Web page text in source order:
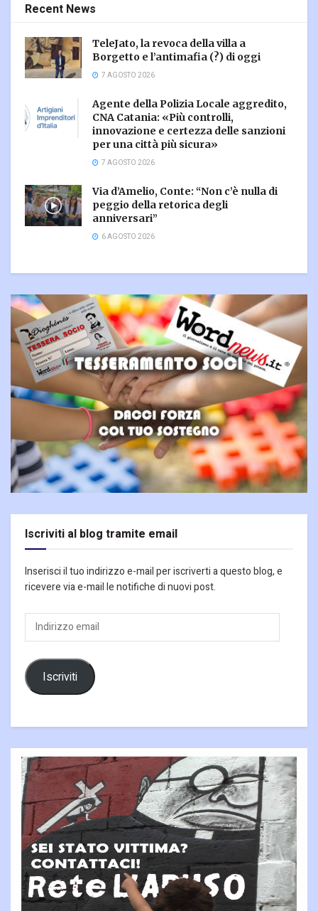
Recent News
TeleJato, la revoca della villa a
Borgetto e l’antimafia (?) di oggi
7 AGOSTO 2026
Agente della Polizia Locale aggredito,
CNA Catania: «Più controlli,
innovazione e certezza delle sanzioni
per una città più sicura»
7 AGOSTO 2026
Via d’Amelio, Conte: “Non c’è nulla di
peggio della retorica degli
anniversari”
6 AGOSTO 2026
Iscriviti al blog tramite email
Inserisci il tuo indirizzo e-mail per iscriverti a questo blog, e
ricevere via e-mail le notifiche di nuovi post.
Indirizzo
email
Iscriviti